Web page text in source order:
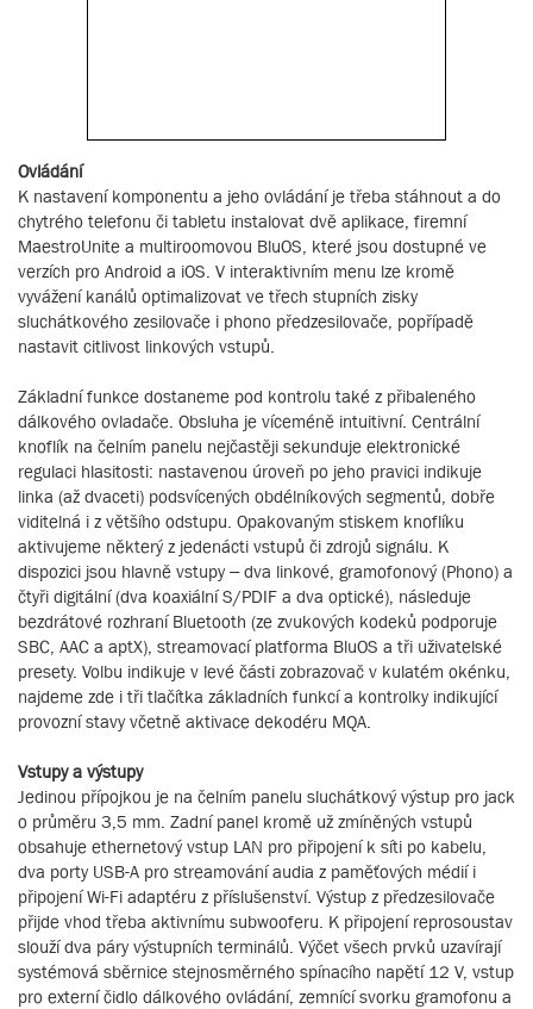
Ovládání
K nastavení komponentu a jeho ovládání je třeba stáhnout a do
chytrého telefonu či tabletu instalovat dvě aplikace, firemní
MaestroUnite a multiroomovou BluOS, které jsou dostupné ve
verzích pro Android a iOS. V interaktivním menu lze kromě
vyvážení kanálů optimalizovat ve třech stupních zisky
sluchátkového zesilovače i phono předzesilovače, popřípadě
nastavit citlivost linkových vstupů.
Základní funkce dostaneme pod kontrolu také z přibaleného
dálkového ovladače. Obsluha je víceméně intuitivní. Centrální
knoflík na čelním panelu nejčastěji sekunduje elektronické
regulaci hlasitosti: nastavenou úroveň po jeho pravici indikuje
linka (až dvaceti) podsvícených obdélníkových segmentů, dobře
viditelná i z většího odstupu. Opakovaným stiskem knoflíku
aktivujeme některý z jedenácti vstupů či zdrojů signálu. K
dispozici jsou hlavně vstupy – dva linkové, gramofonový (Phono) a
čtyři digitální (dva koaxiální S/PDIF a dva optické), následuje
bezdrátové rozhraní Bluetooth (ze zvukových kodeků podporuje
SBC, AAC a aptX), streamovací platforma BluOS a tři uživatelské
presety. Volbu indikuje v levé části zobrazovač v kulatém okénku,
najdeme zde i tři tlačítka základních funkcí a kontrolky indikující
provozní stavy včetně aktivace dekodéru MQA.
Vstupy a výstupy
Jedinou přípojkou je na čelním panelu sluchátkový výstup pro jack
o průměru 3,5 mm. Zadní panel kromě už zmíněných vstupů
obsahuje ethernetový vstup LAN pro připojení k síti po kabelu,
dva porty USB-A pro streamování audia z paměťových médií i
připojení Wi-Fi adaptéru z příslušenství. Výstup z předzesilovače
přijde vhod třeba aktivnímu subwooferu. K připojení reprosoustav
slouží dva páry výstupních terminálů. Výčet všech prvků uzavírají
systémová sběrnice stejnosměrného spínacího napětí 12 V, vstup
pro externí čidlo dálkového ovládání, zemnící svorku gramofonu a